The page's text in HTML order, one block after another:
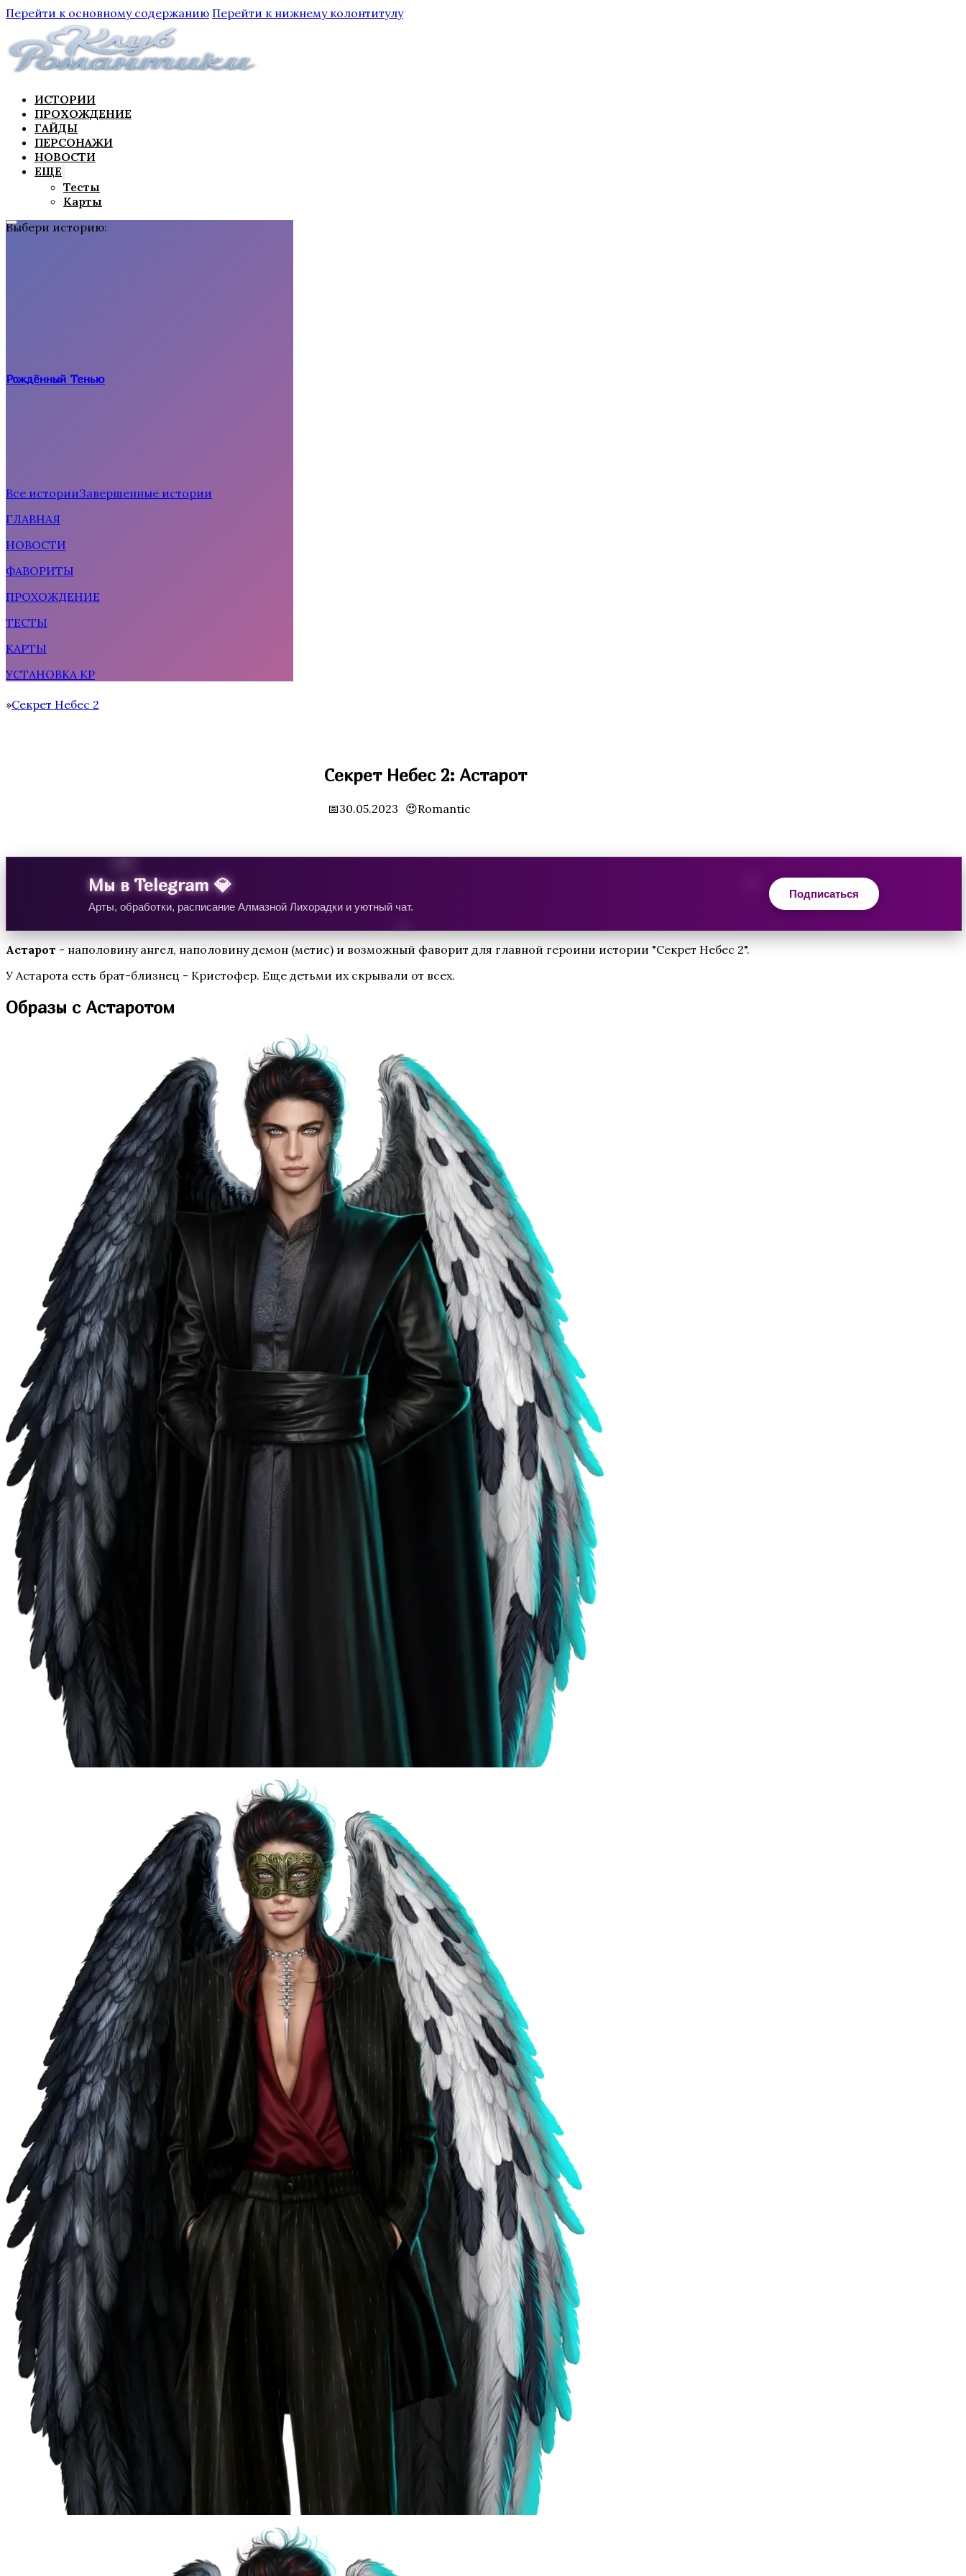
Перейти к основному содержанию Перейти к нижнему колонтитулу
ИСТОРИИ
ПРОХОЖДЕНИЕ
ГАЙДЫ
ПЕРСОНАЖИ
НОВОСТИ
ЕЩЕ
Тесты
Карты
Выбери историю:
Рождённый Тенью
Аверрис: Дитя Разлома
Бюро Параллельных Миров. Том 2
Te Amo. Том 2
Секрет Небес 3 — Конец Вечности
Там, Где Любовь Горит Вечно
Пришествие Номер Три
Пропавшие
Бюро Параллельных Миров
Шифр Шекспира
Все историиЗавершенные истории
ГЛАВНАЯ
НОВОСТИ
ФАВОРИТЫ
ПРОХОЖДЕНИЕ
ТЕСТЫ
КАРТЫ
УСТАНОВКА КР
Home
Секрет Небес 2
Секрет Небес 2: Астарот
📅30.05.2023 😍Romantic
Мы в Telegram 💎
Арты, обработки, расписание Алмазной Лихорадки и уютный чат.
Подписаться
Астарот - наполовину ангел, наполовину демон (метис) и возможный фаворит для главной героини истории "Секрет Небес 2".
У Астарота есть брат-близнец - Кристофер. Еще детьми их скрывали от всех.
Образы с Астаротом